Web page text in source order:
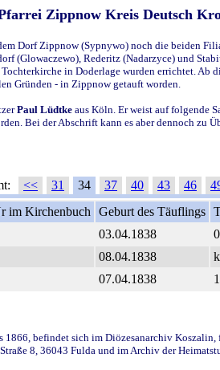
Zippnow Kreis Deutsch
Dorf Zippnow (Sypnywo) noch die beiden
(Glowaczewo), Rederitz (Nadarzyce) und
in Doderlage wurden errichtet. Ab
Gründen - in Zippnow getauft worden.
Paul Lüdtke aus Köln. Er weist auf folgende
Bei der Abschrift kann es aber dennoch zu
<< 31 34 37 40 43 46
im Kirchenbuch Geburt des Täuflings
03.04.1838
08.04.1838
07.04.1838
befindet sich im Diözesanarchiv
8, 36043 Fulda und im Archiv der